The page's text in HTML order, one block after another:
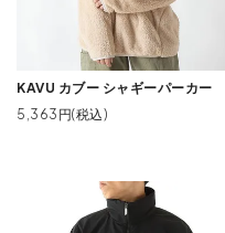
KAVU カブー シャギーパーカー
5,363円(税込)